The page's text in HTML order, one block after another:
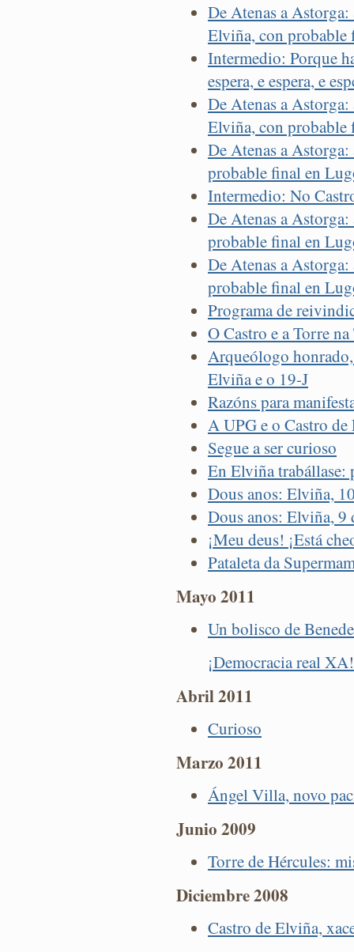
De Atenas a Astorga:
Elviña, con
Intermedio: Porque
espera, e espera, e
De Atenas a Astorga:
Elviña, con
De Atenas a
probable final en
Intermedio: No
De Atenas a
probable final en
De Atenas a
probable final en
Programa de
O Castro e a Torre
Arqueólogo
Elviña e o 19-J
Razóns para
A UPG e o Castro
Segue a ser curioso
En Elviña trabállase:
Dous anos: Elviña,
Dous anos: Elviña, 9
¡Meu deus! ¡Está
Pataleta da
Mayo 2011
Un bolisco de
¡Democracia real XA!
Abril 2011
Curioso
Marzo 2011
Ángel Villa, novo
Junio 2009
Torre de Hércules:
Diciembre 2008
Castro de Elviña,